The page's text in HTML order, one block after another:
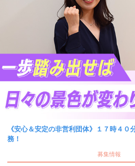
《安心＆安定の非営利団体》１７時４０
務！
募集情報